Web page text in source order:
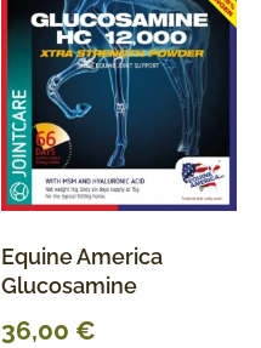
Equine America
Glucosamine
36,00 €